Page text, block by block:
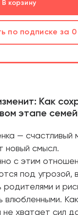
В корзину
В корзине
по подписке за 0
Перейти
по подписке за 0
Перейти
по подпискеза
Как
этапе
— счастливый
новый смысл.
с этим
под угрозой,
родителями и
влюбленными.
не хватает сил